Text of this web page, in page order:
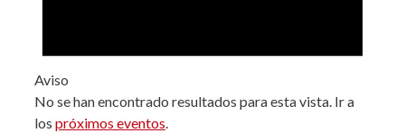
Aviso
No se han encontrado resultados para esta vista. Ir a
los próximos eventos